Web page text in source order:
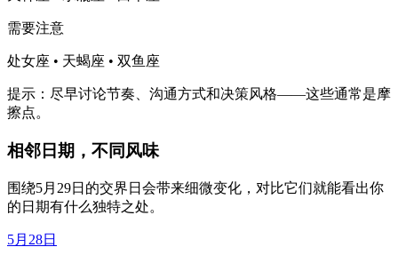
需要注意
处女座 • 天蝎座 • 双鱼座
提示：尽早讨论节奏、沟通方式和决策风格——这些通常是摩
擦点。
相邻日期，不同风味
围绕5月29日的交界日会带来细微变化，对比它们就能看出你
的日期有什么独特之处。
5月28日